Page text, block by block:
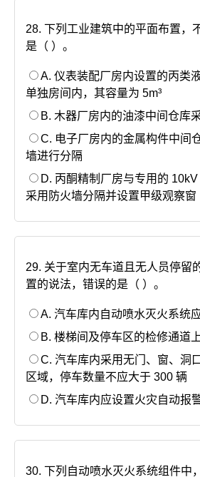
28. 下列工业建筑中的平面布置，
是（ ）。
A. 仪表装配厂房内设置的丙类
单独房间内，其容量为 5m³
B. 木器厂房内的油漆中间仓库
C. 电子厂房内的金属构件中间
墙进行分隔
D. 丙酮精制厂房与专用的 10kV
采用防火墙分隔并设置甲级观察窗
29. 关于室内无车道且无人员停留
置的说法，错误的是（ ）。
A. 汽车库内自动喷水灭火系统
B. 楼梯间及停车区的检修通道
C. 汽车库内采用无门、窗、洞
区域，停车数量不应大于 300 辆
D. 汽车库内应设置火灾自动报
30. 下列自动喷水灭火系统组件中